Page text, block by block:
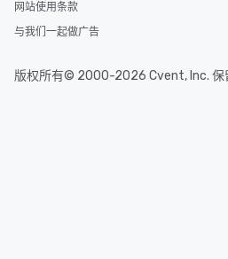
网站使用条款
与我们一起做广告
版权所有© 2000-2026 Cvent, Inc. 保